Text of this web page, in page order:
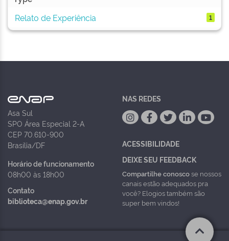
Relato de Experiência
1
Asa Sul
SPO Área Especial 2-A
CEP 70.610-900
Brasília/DF
Horário de funcionamento
08h00 às 18h00
Contato
biblioteca@enap.gov.br
NAS REDES
ACESSIBILIDADE
DEIXE SEU FEEDBACK
Compartilhe conoscose nossos
canais estão adequados pra
você? Elogios também são
super bem vindos!